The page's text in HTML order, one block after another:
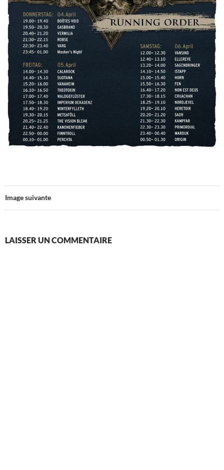
Image suivante
LAISSER UN COMMENTAIRE